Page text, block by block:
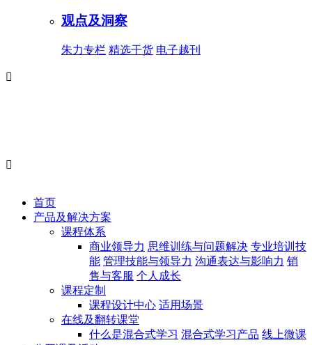
观点及洞察
朱力专栏 精选干货 电子越刊


首页
产品及解决方案
课程体系
商业领导力 思维训练与问题解决 专业培训技
能 管理技能与领导力 沟通表达与影响力 销
售与客服 个人成长
课程定制
课程设计中心 适用场景
在线及翻转课堂
什么是混合式学习 混合式学习产品 线上微课